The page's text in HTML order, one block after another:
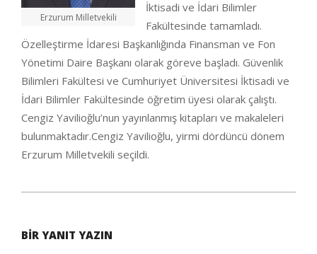
Erzurum Milletvekili
İktisadi ve İdari Bilimler
Fakültesinde tamamladı.
Özelleştirme İdaresi Başkanlığında Finansman ve Fon
Yönetimi Daire Başkanı olarak göreve başladı. Güvenlik
Bilimleri Fakültesi ve Cumhuriyet Üniversitesi İktisadi ve
İdari Bilimler Fakültesinde öğretim üyesi olarak çalıştı.
Cengiz Yavilioğlu’nun yayınlanmış kitapları ve makaleleri
bulunmaktadır.Cengiz Yavilioğlu, yirmi dördüncü dönem
Erzurum Milletvekili seçildi.
04
BIR YANIT YAZIN